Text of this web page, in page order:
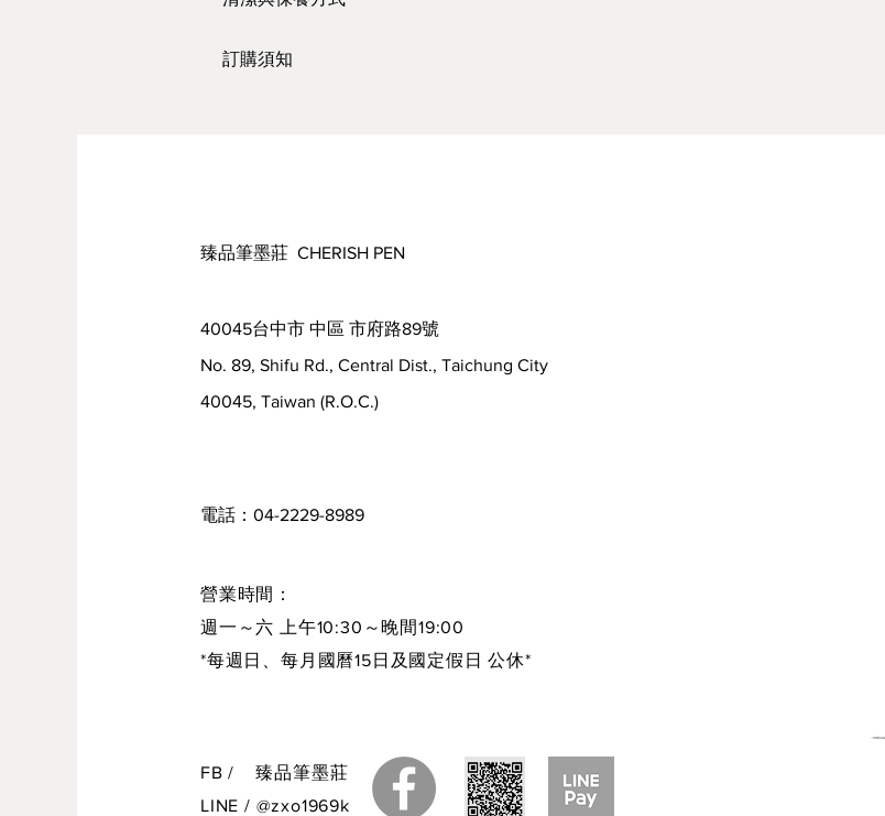
訂購須知
●如有疑問，請與我們聯繫，謝謝。
臻品筆墨莊 CHERISH PEN
40045台中市 中區 市府路89號
No. 89, Shifu Rd., Central Dist., Taichung City
40045, Taiwan (R.O.C.)
電話：04-2229-8989
營業時間：
週一～六 上午10:30～晚間19:00
*每週日、每月國曆15日及國定假日 公休*
FB/臻品筆墨莊
LINE / @zxo1969k